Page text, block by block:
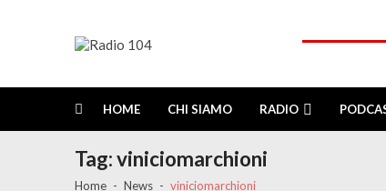
HOME CHI SIAMO RADIO
Tag:viniciomarchioni
Home News viniciomarchioni